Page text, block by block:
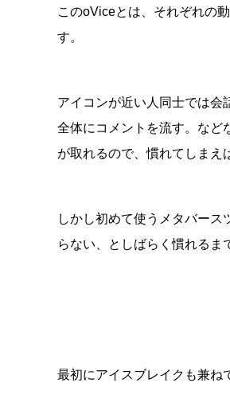
このoViceとは、それぞれの
す。
アイコンが近い人同士では会
全体にコメントを流す。など
が取れるので、慣れてしまえ
しかし初めて使うメタバー
らない、としばらく慣れるま
最初にアイスブレイクも兼ね